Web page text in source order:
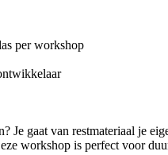
per workshop
Je gaat van restmateriaal je
workshop is perfect voor